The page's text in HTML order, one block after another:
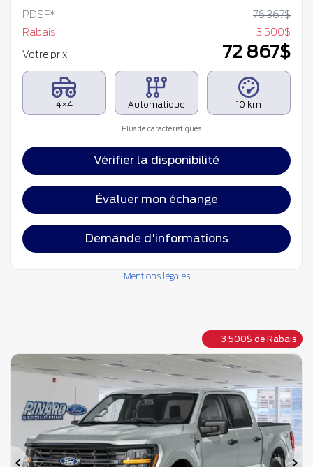
PDSF* 76 367$
Rabais
3 500$
Votre prix
72 867$
4×4 Automatique 10 km
Plus de caractéristiques
Vérifier la disponibilité
Évaluer mon échange
Demande d'informations
Mentions légales
3 500$ de Rabais